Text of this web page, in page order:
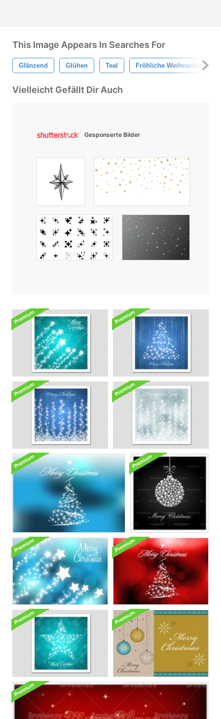
This Image Appears In Searches For
Glänzend Glühen Teal Fröhliche Weihnachten
Vielleicht Gefällt Dir Auch
Gesponserte Bilder